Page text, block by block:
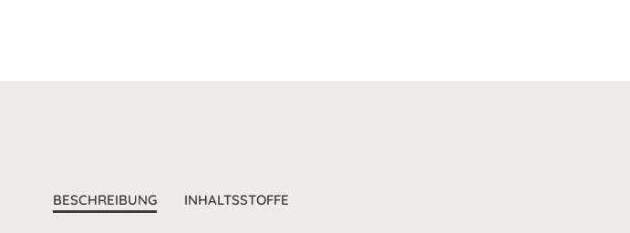
BESCHREIBUNG INHALTSSTOFFE